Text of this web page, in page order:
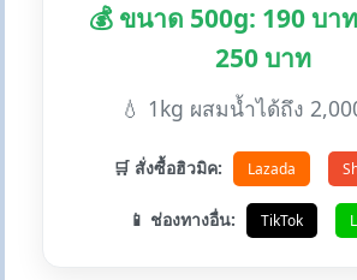
💰 ขนาด 500g: 190 บา
250 บาท
💧 1kg ผสมน้ำได้ถึง
🛒 สั่งซื้อฮิวมิค: Lazada
📱 ช่องทางอื่น: TikTok